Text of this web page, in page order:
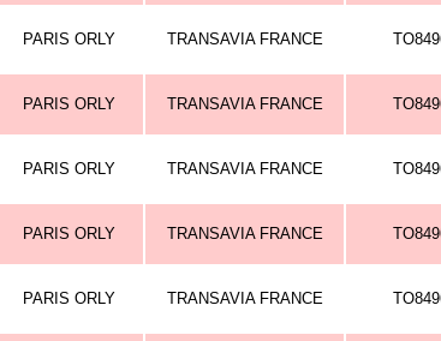
PARIS ORLY TRANSAVIA FRANCE
PARIS ORLY TRANSAVIA FRANCE
PARIS ORLY TRANSAVIA FRANCE
PARIS ORLY TRANSAVIA FRANCE
PARIS ORLY TRANSAVIA FRANCE